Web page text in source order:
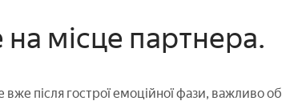
місце партнера.
після гострої емоційної фази, важливо